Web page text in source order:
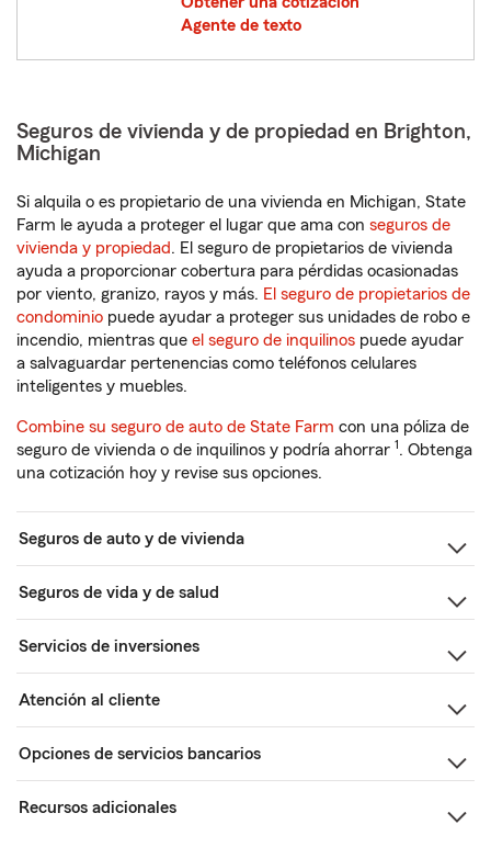
Agente de texto
Seguros de vivienda y de propiedad en Brighton,
Michigan
Si alquila o es propietario de una vivienda en Michigan, State
Farm le ayuda a proteger el lugar que ama con seguros de
vivienda y propiedad. El seguro de propietarios de vivienda
ayuda a proporcionar cobertura para pérdidas ocasionadas
por viento, granizo, rayos y más. El seguro de propietarios de
condominio puede ayudar a proteger sus unidades de robo e
incendio, mientras que el seguro de inquilinos puede ayudar
a salvaguardar pertenencias como teléfonos celulares
inteligentes y muebles.
Combine su seguro de auto de State Farm con una póliza de
seguro de vivienda o de inquilinos y podría ahorrar 1. Obtenga
una cotización hoy y revise sus opciones.
Seguros de auto y de vivienda
Seguros de vida y de salud
Servicios de inversiones
Atención al cliente
Opciones de servicios bancarios
Recursos adicionales